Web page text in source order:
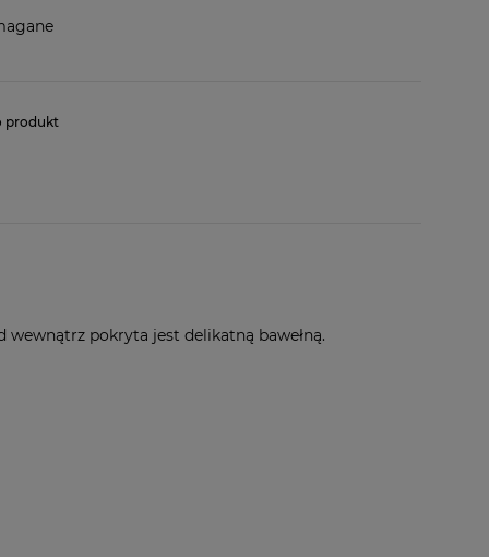
produkt
pokryta jest delikatną bawełną.